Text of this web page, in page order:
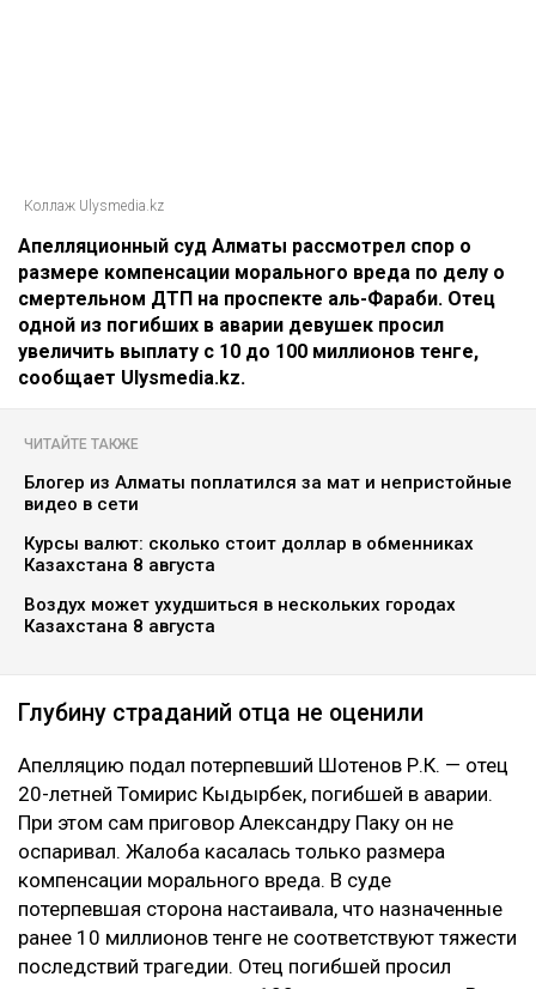
Новости
Отец погибшей в ДТП на аль-
Фараби потребовал с Александра
Пака 100 миллионов
Динара Бекболаева 07.08.2026, 14:27
Апелляционный суд Алматы рассмотрел спор о
смертельном ДТП на проспекте аль-Фараби. Отец
одной из погибших в аварии девушек просил
увеличить выплату с 10 до 100 миллионов тенге,
сообщает Ulysmedia.kz.
ЧИТАЙТЕ ТАКЖЕ
Блогер из Алматы поплатился за мат и непристойные
видео в сети